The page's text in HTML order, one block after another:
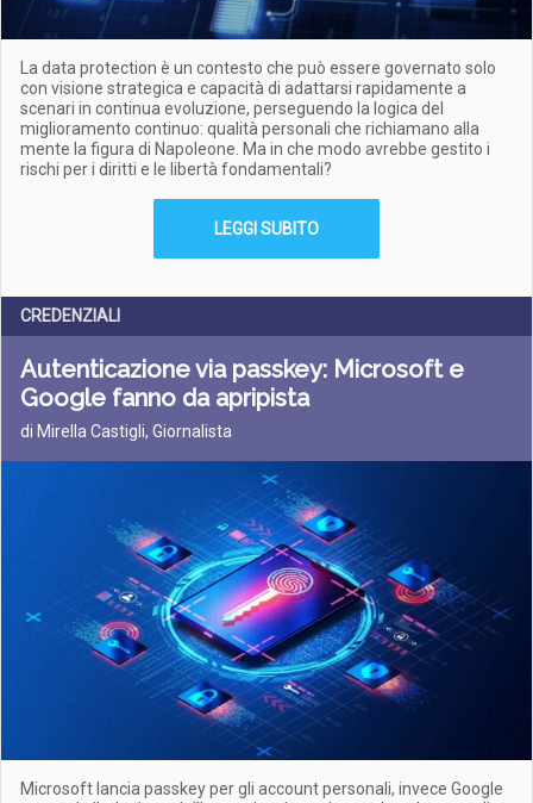
La data protection è un contesto che può essere governato solo
con visione strategica e capacità di adattarsi rapidamente a
scenari in continua evoluzione, perseguendo la logica del
miglioramento continuo: qualità personali che richiamano alla
mente la figura di Napoleone. Ma in che modo avrebbe gestito i
rischi per i diritti e le libertà fondamentali?
LEGGI SUBITO
CREDENZIALI
Autenticazione via passkey: Microsoft e
Google fanno da apripista
di Mirella Castigli, Giornalista
Microsoft lancia passkey per gli account personali, invece Google